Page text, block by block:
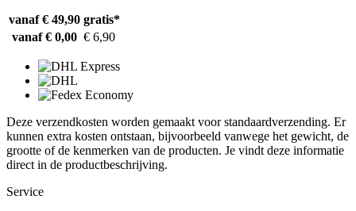
vanaf € 49,90 gratis*
vanaf € 0,00 € 6,90
Deze verzendkosten worden gemaakt voor standaardverzending. Er
kunnen extra kosten ontstaan, bijvoorbeeld vanwege het gewicht, de
grootte of de kenmerken van de producten. Je vindt deze informatie
direct in de productbeschrijving.
Service